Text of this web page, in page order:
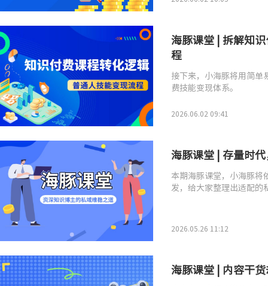
海豚课堂 | 拆解知
程
接下来，小海豚将用简单
费技能变现体系。
2026.06.02 09:41
海豚课堂 | 存量时
本期海豚课堂，小海豚将
发，给大家整理出适配的
2026.05.26 11:12
海豚课堂 | 内容干